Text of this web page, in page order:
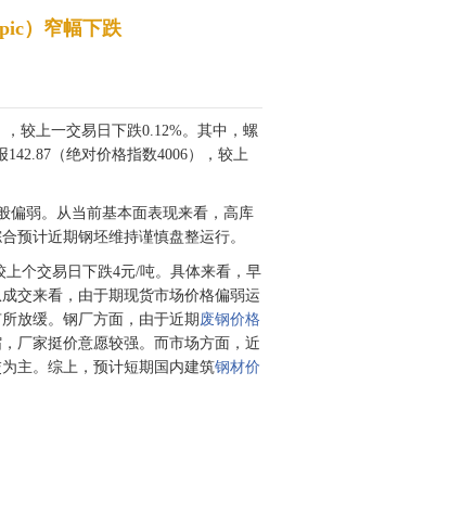
）窄幅下跌
较上一交易日下跌0.12%。其中，螺
（绝对价格指数4006），较上
偏弱。从当前基本面表现来看，高库
预计近期钢坯维持谨慎盘整运行。
个交易日下跌4元/吨。具体来看，早
交来看，由于期现货市场价格偏弱运
放缓。钢厂方面，由于近期 废钢价格
厂家挺价意愿较强。而市场方面，近
主。综上，预计短期国内建筑钢材价